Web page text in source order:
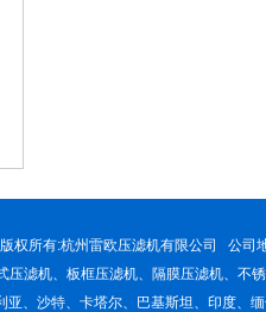
版权所有:杭州雷欧压滤机有限公司
公司
压滤机、板框压滤机、隔膜压滤机、
亚、沙特、卡塔尔、巴基斯坦、印度、